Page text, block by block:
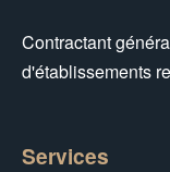
Contractant
d'établissements
Services